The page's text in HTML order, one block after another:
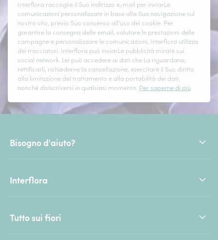
Interflora raccoglie il Suo indirizzo e-mail per inviarLe
comunicazioni personalizzate in base alla Sua navigazione sul
nostro sito, previo Suo consenso all'uso dei cookie. Per
garantire la consegna delle email, valutare le prestazioni delle
campagne e personalizzare le comunicazioni, Interflora utilizza
dei tracciatori. Interflora può inviarLe pubblicità mirate sui
social network. Lei può accedere ai dati che La riguardano,
rettificarli, richiederne la cancellazione, esercitare il Suo diritto
alla limitazione del trattamento e alla portabilità dei dati,
nonché disiscriversi in qualsiasi momento. Per saperne di più.
Bisogno d'aiuto?
Interflora
Tutto sui fiori